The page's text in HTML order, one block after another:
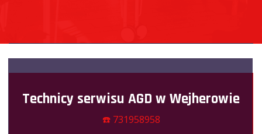
Technicy serwisu AGD w Wejherowie
☎️ 731958958